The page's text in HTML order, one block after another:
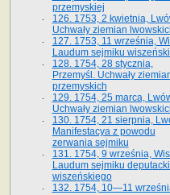
przemyskiej
126. 1753, 2 kwietnia,
Uchwały ziemian
127. 1753, 11 września,
Laudum sejmiku
128. 1754, 28 stycznia,
Przemyśl. Uchwały
przemyskich
129. 1754, 25 marca,
Uchwały ziemian
130. 1754, 21 sierpnia,
Manifestacya z powodu
zerwania sejmiku
131. 1754, 9 września,
Laudum sejmiku
wiszeńskiego
132. 1754, 10—11